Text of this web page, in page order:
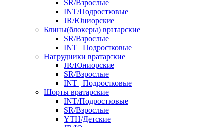
SR/Взрослые
INT/Подростковые
JR/Юниорские
Блины(блокеры) вратарские
SR/Взрослые
INT | Подростковые
Нагрудники вратарские
JR/Юниорские
SR/Взрослые
INT | Подростковые
Шорты вратарские
INT/Подростковые
SR/Взрослые
YTH/Детские